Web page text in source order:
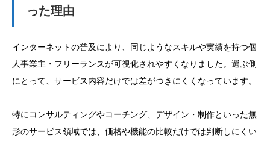
った理由
インターネットの普及により、同じようなスキルや実績を持つ個
人事業主・フリーランスが可視化されやすくなりました。選ぶ側
にとって、サービス内容だけでは差がつきにくくなっています。
特にコンサルティングやコーチング、デザイン・制作といった無
形のサービス領域では、価格や機能の比較だけでは判断しにくい